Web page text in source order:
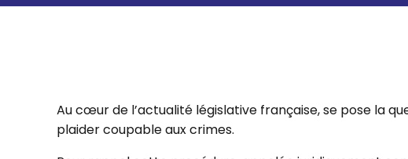
Au cœur de l’actualité législative française, se pose la
plaider coupable aux crimes.